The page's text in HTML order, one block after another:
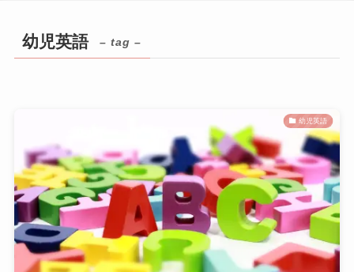
幼児英語 – tag –
幼児英語